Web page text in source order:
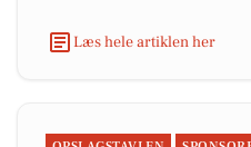
Læs hele artiklen her